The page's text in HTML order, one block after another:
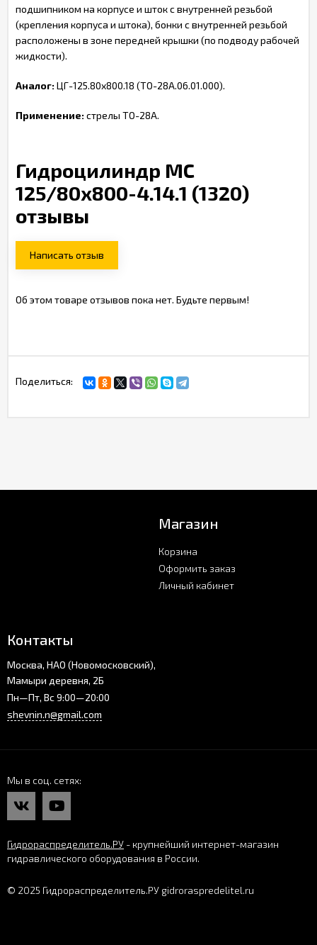
подшипником на корпусе и шток с внутренней резьбой
(крепления корпуса и штока), бонки с внутренней резьбой
расположены в зоне передней крышки (по подводу рабочей
жидкости).
Аналог:ЦГ-125.80х800.18 (ТО-28А.06.01.000).
Применение:стрелы ТО-28А.
Гидроцилиндр МС
125/80х800-4.14.1 (1320)
отзывы
Написать отзыв
Об этом товаре отзывов пока нет. Будьте первым!
Поделиться:
Магазин
Корзина
Оформить заказ
Личный кабинет
Контакты
Москва, НАО (Новомосковский),
Мамыри деревня, 2Б
Пн—Пт, Вс 9:00—20:00
shevnin.n@gmail.com
Мы в соц. сетях
Гидрораспределитель.РУ - крупнейший интернет-магазин
гидравлического оборудования в России.
© 2025 Гидрораспределитель.РУ gidroraspredelitel.ru